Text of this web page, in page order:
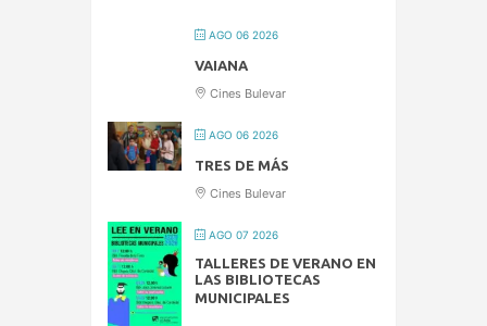
AGO 06 2026
VAIANA
Cines Bulevar
AGO 06 2026
TRES DE MÁS
Cines Bulevar
AGO 07 2026
TALLERES DE VERANO EN
LAS BIBLIOTECAS
MUNICIPALES